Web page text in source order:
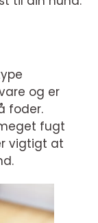
og er
foder.
fugt
vigtigt at